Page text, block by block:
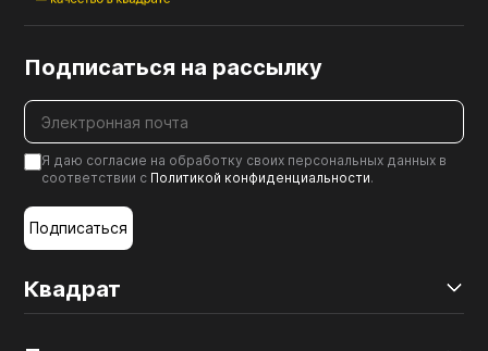
Квадрат
Подписаться на рассылку
Я даю согласие на обработку своих персональных данных в
соответствии с Политикой конфиденциальности.
Подписаться